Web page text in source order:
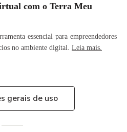
com o Terra Meu
essencial para empreendedores
no ambiente digital. Leia mais.
gerais de uso